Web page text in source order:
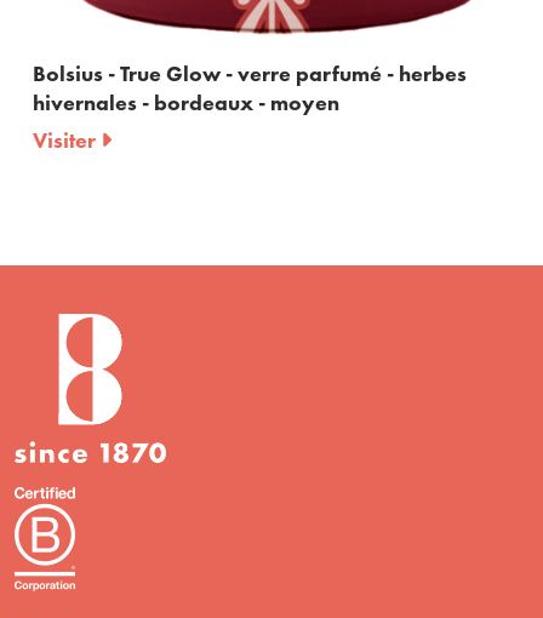
Glow - verre parfumé - herbes
bordeaux - moyen
Bolsius-